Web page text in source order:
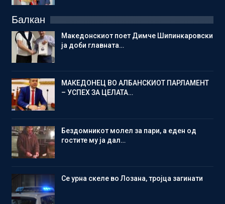
Балкан
Македонскиот поет Димче Шипинкаровски
ја доби главната…
МАКЕДОНЕЦ ВО АЛБАНСКИОТ ПАРЛАМЕНТ
– УСПЕХ ЗА ЦЕЛАТА…
Бездомникот молел за пари, а еден од
гостите му ја дал…
Се урна скеле во Лозана, тројца загинати